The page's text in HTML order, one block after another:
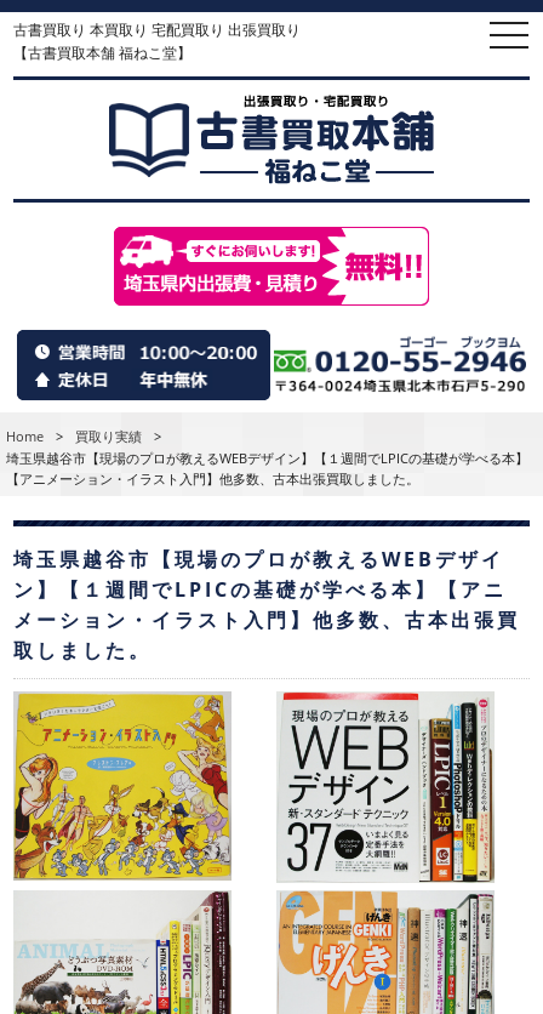
古書買取り 本買取り 宅配買取り 出張買取り
【古書買取本舗 福ねこ堂】
Home > 買取り実績
>
埼玉県越谷市【現場のプロが教えるWEBデザイン】【１週間でLPICの基礎が学べる本】
【アニメーション・イラスト入門】他多数、古本出張買取しました。
埼玉県越谷市【現場のプロが教えるWEBデザイ
ン】【１週間でLPICの基礎が学べる本】【アニ
メーション・イラスト入門】他多数、古本出張買
取しました。